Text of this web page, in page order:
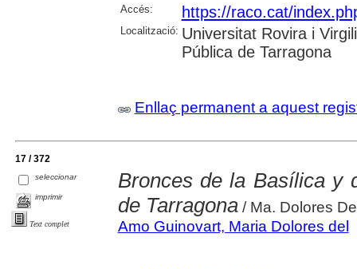
Accés: https://raco.cat/
Localització: Universitat Rovira i
Pública de Tarragona
Enllaç permanent a aquest
17 / 372
seleccionar
imprimir
Text complet
Bronces de la Basílica y
de Tarragona/ Ma. Dolores
Amo Guinovart, Maria Dolores del